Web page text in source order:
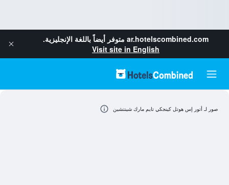
ar.hotelscombined.com متوفر أيضاً باللغة الإنجليزية.
Visit site in English
صور لـ أتور إس هوتل كينجكي تايم مارك شينتشين